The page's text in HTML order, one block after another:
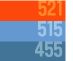
521
515
455